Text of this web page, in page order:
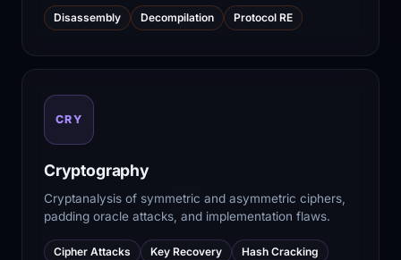
Disassembly Decompilation Protocol RE
CRY
Cryptography
Cryptanalysis of symmetric and asymmetric ciphers,
padding oracle attacks, and implementation flaws.
Cipher Attacks Key Recovery Hash Cracking